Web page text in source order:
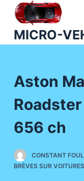
P
o
e
MICRO-
Aston
656 ch
CONSTANT
BRÈVES SUR